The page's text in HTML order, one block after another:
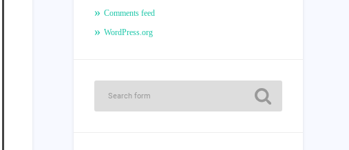
Comments feed
WordPress.org